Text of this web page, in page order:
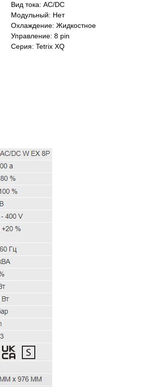
Вид тока: AC/DC
Модульный: Нет
Охлаждение: Жидкостное
Управление: 8 pin
Серия: Tetrix XQ